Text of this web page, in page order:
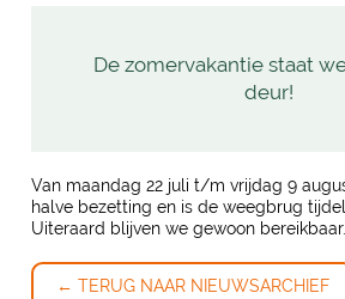
De zomervakantie staat
deur!
Van maandag 22 juli t/m vrijdag 9
halve bezetting en is de weegbrug
Uiteraard blijven we gewoon
← TERUG NAAR NIEUWSARCHIEF